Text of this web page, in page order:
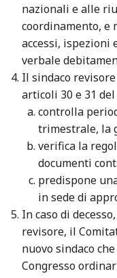
nazionali e alle
coordinamento,
accessi, ispezioni
verbale
Il sindaco
articoli 30 e 31
controlla
trimestrale, la
verifica la
documenti
predispone
in sede di
In caso di
revisore, il
nuovo sindaco
Congresso